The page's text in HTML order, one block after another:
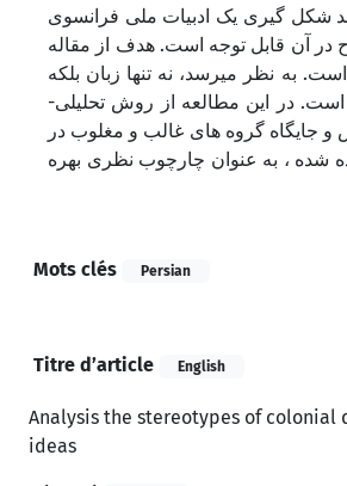
شکل گیری یک ادبیات ملی فرانسوی
در آن قابل توجه است. هدف از مقاله
به نظر میرسد، نه تنها زبان بلکه
است. در این مطالعه از روش تحلیلی-
جایگاه گروه های غالب و مغلوب در
شده ، به عنوان چارچوب نظری بهره
Mots clés Persian
Titre d’article
English
Analysis the stereotypes of colonial
ideas